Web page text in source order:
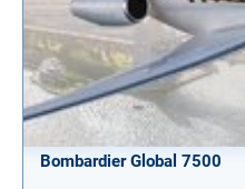
Bombardier Global 7500